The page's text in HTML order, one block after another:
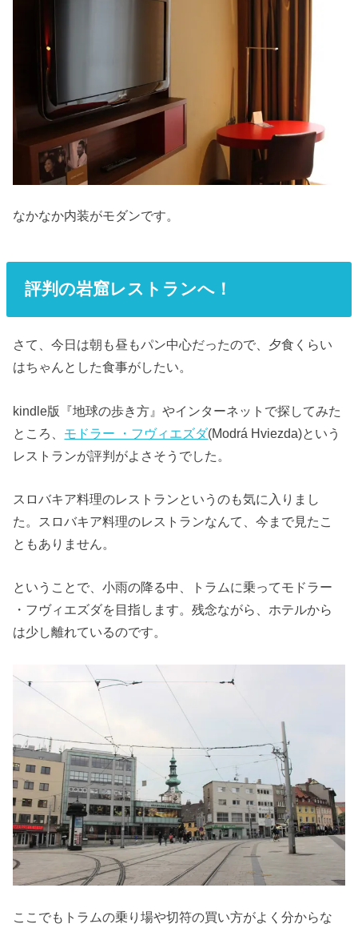
なかなか内装がモダンです。
評判の岩窟レストランへ！
さて、今日は朝も昼もパン中心だったので、夕食くらい
はちゃんとした食事がしたい。
kindle版『地球の歩き方』やインターネットで探してみた
ところ、 モドラー ・フヴィエズダ(Modrá Hviezda)という
レストランが評判がよさそうでした。
スロバキア料理のレストランというのも気に入りまし
た。スロバキア料理のレストランなんて、今まで見たこ
ともありません。
ということで、小雨の降る中、トラムに乗ってモドラー
・フヴィエズダを目指します。残念ながら、ホテルから
は少し離れているのです。
ここでもトラムの乗り場や切符の買い方がよく分からな